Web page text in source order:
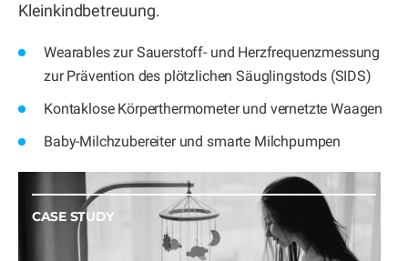
Kleinkindbetreuung.
Wearables zur Sauerstoff- und Herzfrequenzmessung
zur Prävention des plötzlichen Säuglingstods (SIDS)
Kontaklose Körperthermometer und vernetzte Waagen
Baby-Milchzubereiter und smarte Milchpumpen
CASE STUDY